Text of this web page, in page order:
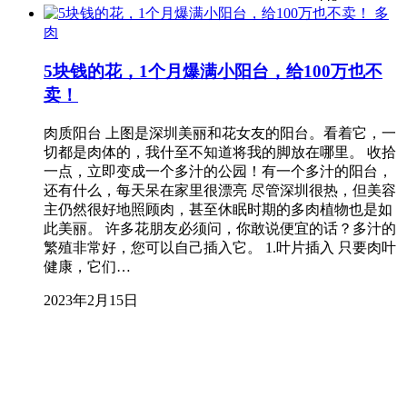
多
肉
5块钱的花，1个月爆满小阳台，给100万也不
卖！
肉质阳台 上图是深圳美丽和花女友的阳台。看着它，一
切都是肉体的，我什至不知道将我的脚放在哪里。 收拾
一点，立即变成一个多汁的公园！有一个多汁的阳台，
还有什么，每天呆在家里很漂亮 尽管深圳很热，但美容
主仍然很好地照顾肉，甚至休眠时期的多肉植物也是如
此美丽。 许多花朋友必须问，你敢说便宜的话？多汁的
繁殖非常好，您可以自己插入它。 1.叶片插入 只要肉叶
健康，它们…
2023年2月15日